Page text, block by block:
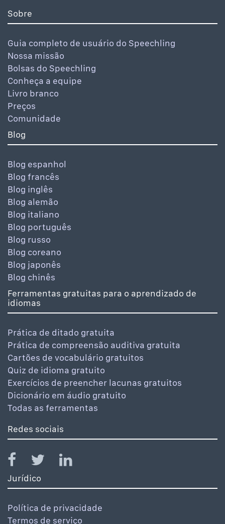
Sobre
Guia completo de usuário do Speechling
Nossa missão
Bolsas do Speechling
Conheça a equipe
Livro branco
Preços
Comunidade
Blog
Blog espanhol
Blog francês
Blog inglês
Blog alemão
Blog italiano
Blog português
Blog russo
Blog coreano
Blog japonês
Blog chinês
Ferramentas gratuitas para o aprendizado de
idiomas
Prática de ditado gratuita
Prática de compreensão auditiva gratuita
Cartões de vocabulário gratuitos
Quiz de idioma gratuito
Exercícios de preencher lacunas gratuitos
Dicionário em áudio gratuito
Todas as ferramentas
Redes sociais
Jurídico
Política de privacidade
Termos de serviço